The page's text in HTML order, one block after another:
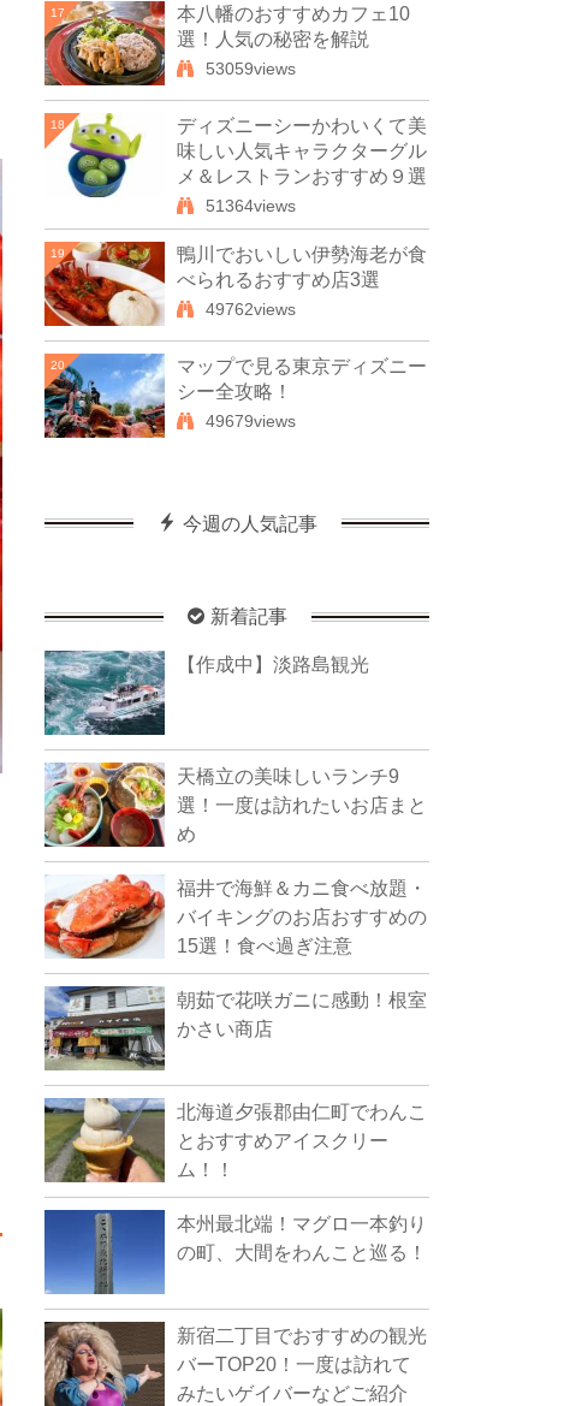
17
本八幡のおすすめカフェ10
選！人気の秘密を解説
53059views
18
ディズニーシーかわいくて美
味しい人気キャラクターグル
メ＆レストランおすすめ９選
51364views
19
鴨川でおいしい伊勢海老が食
べられるおすすめ店3選
49762views
20
マップで見る東京ディズニー
シー全攻略！
49679views
今週の人気記事
新着記事
【作成中】淡路島観光
天橋立の美味しいランチ9
選！一度は訪れたいお店まと
め
福井で海鮮＆カニ食べ放題・
バイキングのお店おすすめの
15選！食べ過ぎ注意
朝茹で花咲ガニに感動！根室
かさい商店
北海道夕張郡由仁町でわんこ
とおすすめアイスクリー
ム！！
本州最北端！マグロ一本釣り
の町、大間をわんこと巡る！
新宿二丁目でおすすめの観光
バーTOP20！一度は訪れて
みたいゲイバーなどご紹介